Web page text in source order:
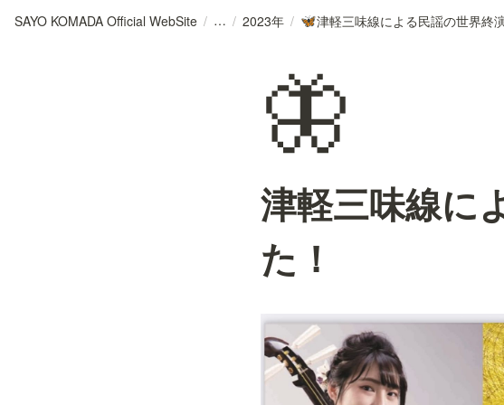
SAYO KOMADA Official WebSite / / 2023年 / 🦋
🦋
津軽三味線に
た！